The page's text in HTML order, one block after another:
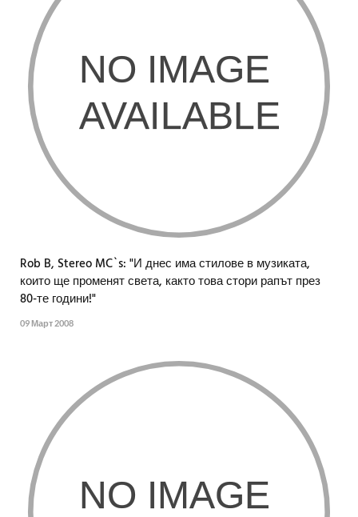
Rob B, Stereo MC`s: "И днес има стилове в музиката,
които ще променят света, както това стори рапът през
80-те години!"
09 Март 2008